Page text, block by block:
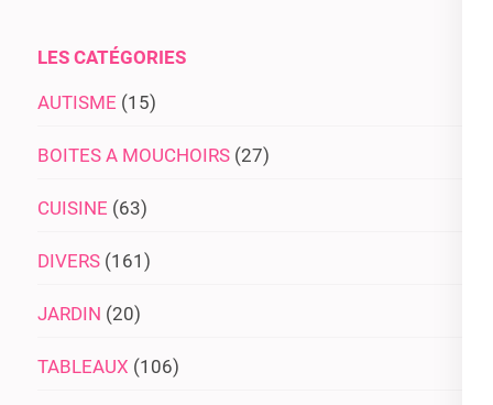
LES CATÉGORIES
AUTISME (15)
BOITES A MOUCHOIRS (27)
CUISINE (63)
DIVERS (161)
JARDIN (20)
TABLEAUX (106)